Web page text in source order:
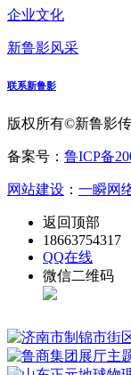
企业文化
新鲁影风采
联系新鲁影
版权所有©新鲁影
备案号： 鲁ICP备
网站建设 ： 一瞬网
返回顶部
18663754317
QQ在线
微信二维码